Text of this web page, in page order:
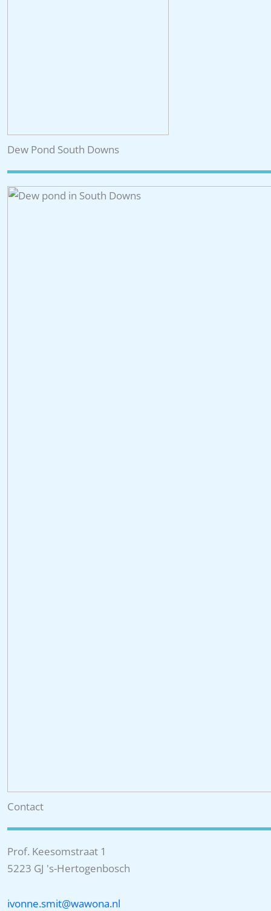
Dew Pond South Downs
Contact
Prof. Keesomstraat 1
5223 GJ 's-Hertogenbosch
ivonne.smit@wawona.nl